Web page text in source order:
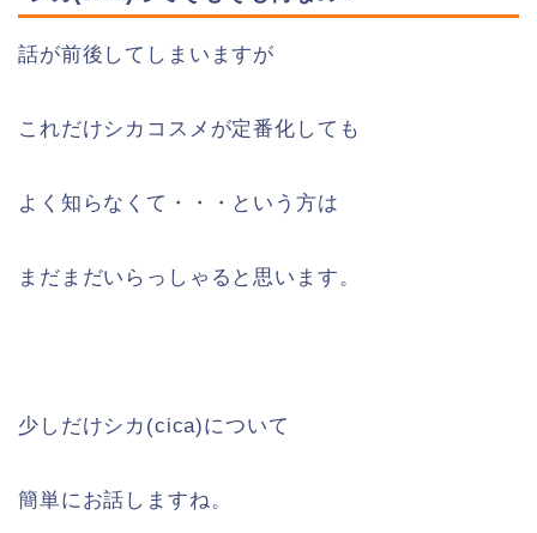
話が前後してしまいますが
これだけシカコスメが定番化しても
よく知らなくて・・・という方は
まだまだいらっしゃると思います。
少しだけシカ(cica)について
簡単にお話しますね。